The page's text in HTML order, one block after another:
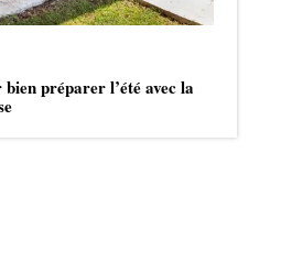
préparer l’été avec la